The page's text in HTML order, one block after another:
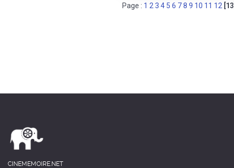
Page : 1 2 3 4 5 6 78 9 10 11 12 [13]
CINEMEMOIRE.NET